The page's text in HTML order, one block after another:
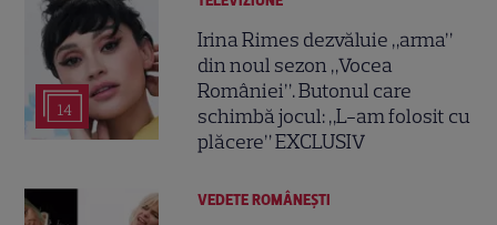
14
Irina Rimes dezvăluie „arma”
din noul sezon „Vocea
României”. Butonul care
schimbă jocul: „L-am folosit cu
plăcere” EXCLUSIV
VEDETE ROMÂNEŞTI